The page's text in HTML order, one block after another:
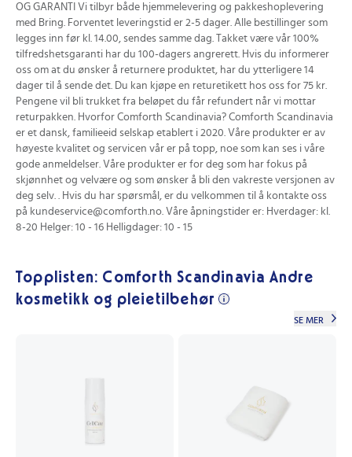
OG GARANTI Vi tilbyr både hjemmelevering og pakkeshoplevering
med Bring. Forventet leveringstid er 2-5 dager. Alle bestillinger som
legges inn før kl. 14.00, sendes samme dag. Takket være vår 100%
tilfredshetsgaranti har du 100-dagers angrerett. Hvis du informerer
oss om at du ønsker å returnere produktet, har du ytterligere 14
dager til å sende det. Du kan kjøpe en returetikett hos oss for 75 kr.
Pengene vil bli trukket fra beløpet du får refundert når vi mottar
returpakken. Hvorfor Comforth Scandinavia? Comforth Scandinavia
er et dansk, familieeid selskap etablert i 2020. Våre produkter er av
høyeste kvalitet og servicen vår er på topp, noe som kan ses i våre
gode anmeldelser. Våre produkter er for deg som har fokus på
skjønnhet og velvære og som ønsker å bli den vakreste versjonen av
deg selv. . Hvis du har spørsmål, er du velkommen til å kontakte oss
på kundeservice@comforth.no . Våre åpningstider er: Hverdager: kl.
8-20 Helger: 10 - 16 Helligdager: 10 - 15
Topplisten: Comforth Scandinavia Andre
kosmetikk og pleietilbehør
SE MER